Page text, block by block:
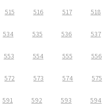
515 516 517 518
534 535 536 537
553 554 555 556
572 573 574 575
591 592 593 594